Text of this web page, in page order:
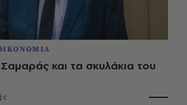
και τα σκυλάκια του